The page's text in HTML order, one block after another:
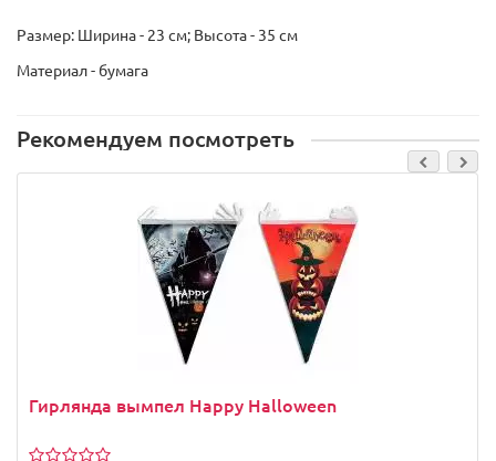
Размер: Ширина - 23 см; Высота - 35 см
Материал - бумага
Рекомендуем посмотреть
Гирлянда вымпел Happy Halloween